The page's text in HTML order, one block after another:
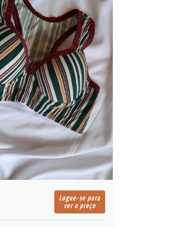
Logue-se para
ver o preço